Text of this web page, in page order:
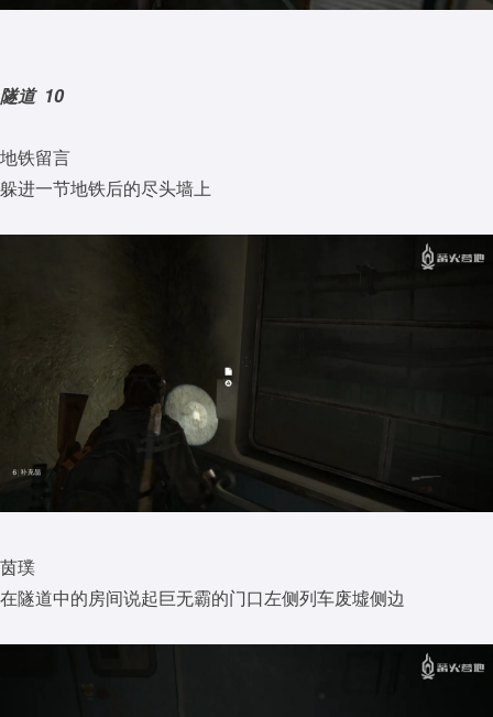
隧道 10
地铁留言
躲进一节地铁后的尽头墙上
茵璞
在隧道中的房间说起巨无霸的门口左侧列车废墟侧边